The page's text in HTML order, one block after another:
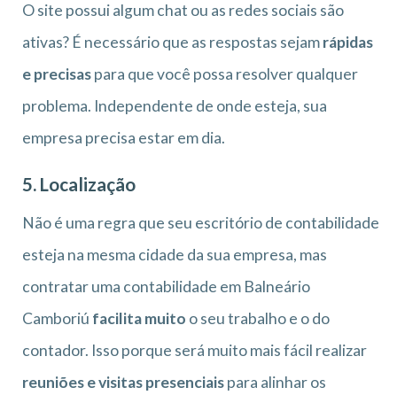
O site possui algum chat ou as redes sociais são
ativas? É necessário que as respostas sejamrápidas
e precisaspara que você possa resolver qualquer
problema. Independente de onde esteja, sua
empresa precisa estar em dia.
5. Localização
Não é uma regra que seu escritório de contabilidade
esteja na mesma cidade da sua empresa, mas
contratar uma contabilidade em Balneário
Camboriú facilita muito o seu trabalho e o do
contador. Isso porque será muito mais fácil realizar
reuniões e visitas presenciaispara alinhar os